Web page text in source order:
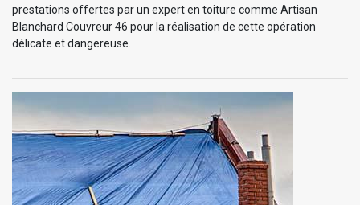
prestations offertes par un expert en toiture comme Artisan
Blanchard Couvreur 46 pour la réalisation de cette opération
délicate et dangereuse.